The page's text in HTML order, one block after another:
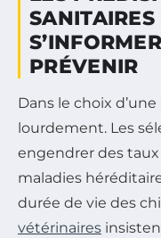
SANITAIRES
PRÉVENIR
Dans le choix d’une
lourdement. Les
engendrer des
maladies
durée de vie des
vétérinaires